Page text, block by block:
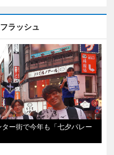
ラッシュ
ー街で今年も「七夕パレー